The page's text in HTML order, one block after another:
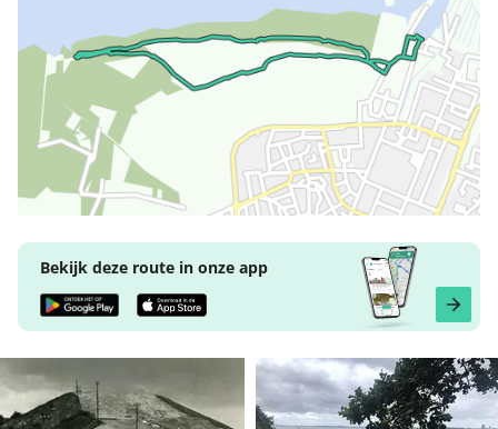
Bekijk deze route in onze app